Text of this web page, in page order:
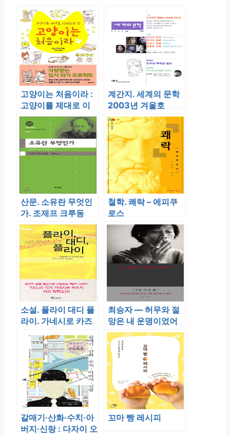
고양이는 처음이라 :
고양이를 제대로 이
해하는 법
계간지. 세계의 문학
2003년 겨울호
산문. 소유란 무엇인
가. 조제프 크루동
철학. 쾌락 – 에피쿠
로스
소설. 플라이 대디 플
라이. 가네시로 카즈
최승자 — 허무와 절
망은 내 운명이었어
요
갈매기·산화·수치·아
버지·신랑 : 다자이 오
꼬마 빵 레시피